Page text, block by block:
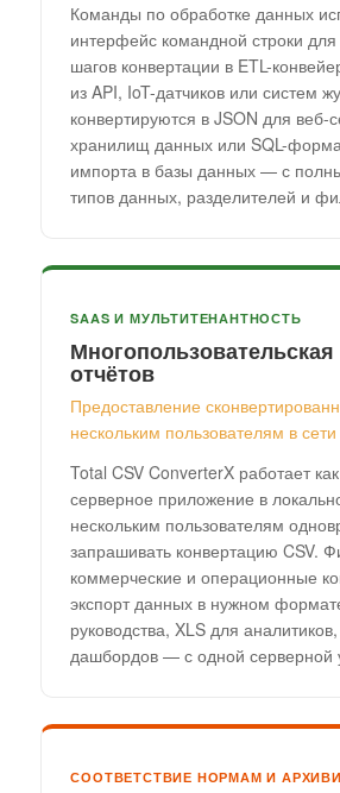
Команды по обработке данных
интерфейс командной строки для
шагов конвертации в ETL-
из API, IoT-датчиков или систем
конвертируются в JSON для веб-
хранилищ данных или SQL-
импорта в базы данных — с
типов данных, разделителей и
SAAS И МУЛЬТИТЕНАНТНОСТЬ
Многопользовательская
отчётов
Предоставление
нескольким пользователям в сети
Total CSV ConverterX работает
серверное приложение в
нескольким пользователям
запрашивать конвертацию CSV.
коммерческие и операционные
экспорт данных в нужном
руководства, XLS для
дашбордов — с одной серверной
СООТВЕТСТВИЕ НОРМАМ И